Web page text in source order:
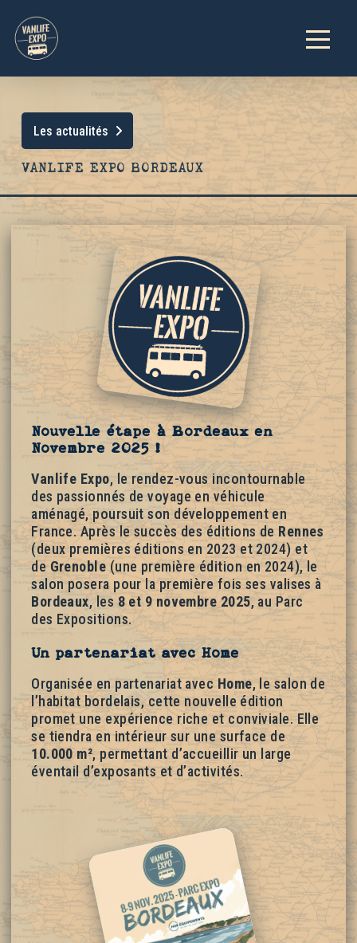
Les actualités
VANLIFE EXPO BORDEAUX
Nouvelle étape à Bordeaux en
Novembre 2025 !
Vanlife Expo, le rendez-vous incontournable
des passionnés de voyage en véhicule
aménagé, poursuit son développement en
France. Après le succès des éditions de Rennes
(deux premières éditions en 2023 et 2024) et
deGrenoble (une première édition en 2024), le
salon posera pour la première fois ses valises à
Bordeaux, les 8 et 9 novembre 2025, au Parc
des Expositions.
Un partenariat avec Home
Organisée en partenariat avec Home, le salon de
l’habitat bordelais, cette nouvelle édition
promet une expérience riche et conviviale. Elle
se tiendra en intérieur sur une surface de
10.000 m², permettant d’accueillir un large
éventail d’exposants et d’activités.